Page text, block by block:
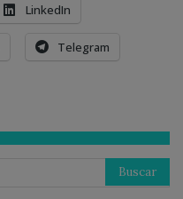
LinkedIn
Telegram